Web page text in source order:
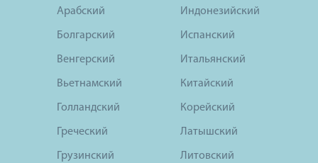
Арабский
Болгарский
Венгерский
Вьетнамский
Голландский
Греческий
Грузинский
Индонезийский
Испанский
Итальянский
Китайский
Корейский
Латышский
Литовский